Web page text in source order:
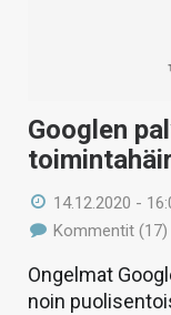
Googlen
14.12.2020 -
Kommentit (17)
Ongelmat
noin